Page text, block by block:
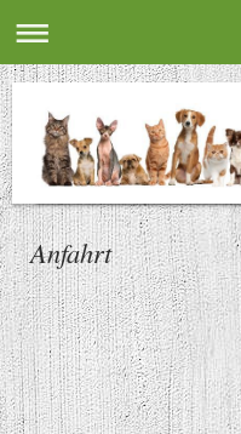
Anfahrt